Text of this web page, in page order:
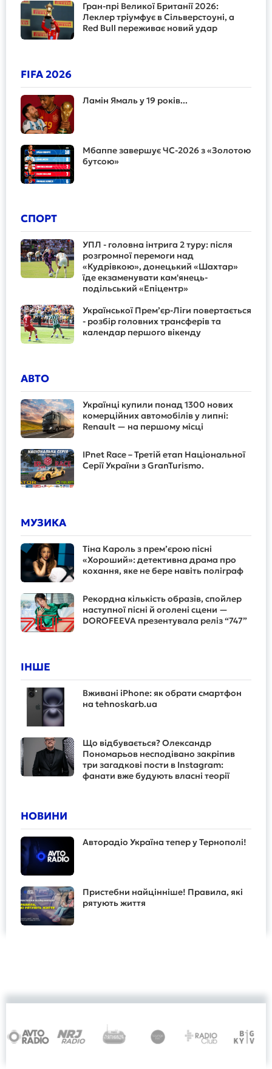
Гран-прі Великої Британії 2026:
Леклер тріумфує в Сільверстоуні, а
Red Bull переживає новий удар
FIFA 2026
Ламін Ямаль у 19 років...
Мбаппе завершує ЧС-2026 з «Золотою
бутсою»
СПОРТ
УПЛ - головна інтрига 2 туру: після
розгромної перемоги над
«Кудрівкою», донецький «Шахтар»
їде екзаменувати кам'янець-
подільський «Епіцентр»
Української Прем’єр-Ліги повертається
- розбір головних трансферів та
календар першого вікенду
АВТО
Українці купили понад 1300 нових
комерційних автомобілів у липні:
Renault — на першому місці
IPnet Race – Третій етап Національної
Серії України з GranTurismo.
МУЗИКА
Тіна Кароль з прем’єрою пісні
«Хороший»: детективна драма про
кохання, яке не бере навіть поліграф
Рекордна кількість образів, спойлер
наступної пісні й оголені сцени —
DOROFEEVA презентувала реліз “747”
ІНШЕ
Вживані iPhone: як обрати смартфон
на tehnoskarb.ua
Що відбувається? Олександр
Пономарьов несподівано закріпив
три загадкові пости в Instagram:
фанати вже будують власні теорії
НОВИНИ
Авторадіо Україна тепер у Тернополі!
Пристебни найцінніше! Правила, які
рятують життя